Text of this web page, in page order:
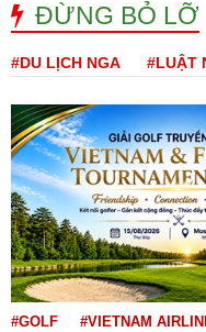
ĐỪNG BỎ LỠ
#DU LỊCH NGA #LUẬT
#GOLF
#VIETNAM